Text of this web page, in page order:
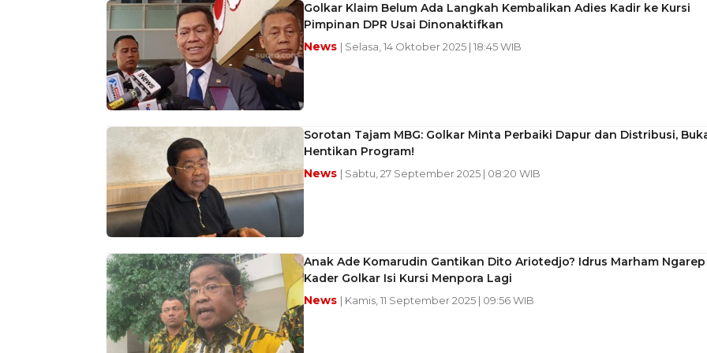
Golkar Klaim Belum Ada Langkah Kembalikan Adies Kadir ke Kursi
Pimpinan DPR Usai Dinonaktifkan
News | Selasa, 14 Oktober 2025 | 18:45 WIB
Sorotan Tajam MBG: Golkar Minta Perbaiki Dapur dan Distribusi,
Hentikan Program!
News | Sabtu, 27 September 2025 | 08:20 WIB
Anak Ade Komarudin Gantikan Dito Ariotedjo? Idrus Marham Ngarep
Kader Golkar Isi Kursi Menpora Lagi
News | Kamis, 11 September 2025 | 09:56 WIB